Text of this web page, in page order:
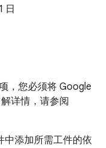
日
，您必须将 Google
详情，请参阅
中添加所需工件的依